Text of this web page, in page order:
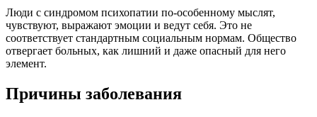
Люди с синдромом психопатии по-особенному мыслят,
чувствуют, выражают эмоции и ведут себя. Это не
соответствует стандартным социальным нормам. Общество
отвергает больных, как лишний и даже опасный для него
элемент.
Причины заболевания